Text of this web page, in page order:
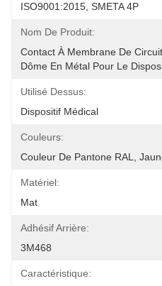
ISO9001:2015, SMETA 4P
Nom De Produit:
Contact À Membrane De
Dôme En Métal Pour Le
Utilisé Dessus:
Dispositif Médical
Couleurs:
Couleur De Pantone RAL,
Matériel:
Mat
Adhésif Arrière:
3M468
Caractéristique: